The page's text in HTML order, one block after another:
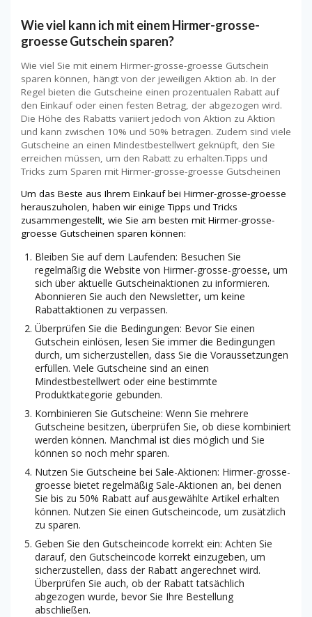
Wie viel kann ich mit einem Hirmer-grosse-
groesse Gutschein sparen?
Wie viel Sie mit einem Hirmer-grosse-groesse Gutschein
sparen können, hängt von der jeweiligen Aktion ab. In der
Regel bieten die Gutscheine einen prozentualen Rabatt auf
den Einkauf oder einen festen Betrag, der abgezogen wird.
Die Höhe des Rabatts variiert jedoch von Aktion zu Aktion
und kann zwischen 10% und 50% betragen. Zudem sind viele
Gutscheine an einen Mindestbestellwert geknüpft, den Sie
erreichen müssen, um den Rabatt zu erhalten.Tipps und
Tricks zum Sparen mit Hirmer-grosse-groesse Gutscheinen
Um das Beste aus Ihrem Einkauf bei Hirmer-grosse-groesse
herauszuholen, haben wir einige Tipps und Tricks
zusammengestellt, wie Sie am besten mit Hirmer-grosse-
groesse Gutscheinen sparen können:
Bleiben Sie auf dem Laufenden: Besuchen Sie
regelmäßig die Website von Hirmer-grosse-groesse, um
sich über aktuelle Gutscheinaktionen zu informieren.
Abonnieren Sie auch den Newsletter, um keine
Rabattaktionen zu verpassen.
Überprüfen Sie die Bedingungen: Bevor Sie einen
Gutschein einlösen, lesen Sie immer die Bedingungen
durch, um sicherzustellen, dass Sie die Voraussetzungen
erfüllen. Viele Gutscheine sind an einen
Mindestbestellwert oder eine bestimmte
Produktkategorie gebunden.
Kombinieren Sie Gutscheine: Wenn Sie mehrere
Gutscheine besitzen, überprüfen Sie, ob diese kombiniert
werden können. Manchmal ist dies möglich und Sie
können so noch mehr sparen.
Nutzen Sie Gutscheine bei Sale-Aktionen: Hirmer-grosse-
groesse bietet regelmäßig Sale-Aktionen an, bei denen
Sie bis zu 50% Rabatt auf ausgewählte Artikel erhalten
können. Nutzen Sie einen Gutscheincode, um zusätzlich
zu sparen.
Geben Sie den Gutscheincode korrekt ein: Achten Sie
darauf, den Gutscheincode korrekt einzugeben, um
sicherzustellen, dass der Rabatt angerechnet wird.
Überprüfen Sie auch, ob der Rabatt tatsächlich
abgezogen wurde, bevor Sie Ihre Bestellung
abschließen.